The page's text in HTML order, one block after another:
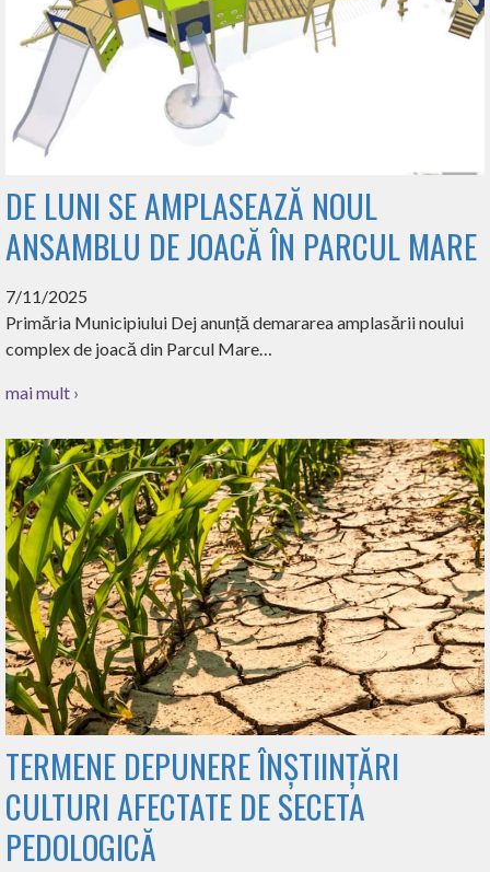
DE LUNI SE AMPLASEAZĂ NOUL
ANSAMBLU DE JOACĂ ÎN PARCUL MARE
7/11/2025
Primăria Municipiului Dej anunță demararea amplasării noului
complex de joacă din Parcul Mare…
mai mult ›
TERMENE DEPUNERE ÎNȘTIINȚĂRI
CULTURI AFECTATE DE SECETA
PEDOLOGICĂ